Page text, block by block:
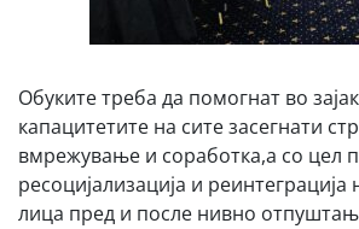
Обуките треба да помогнат во
капацитетите на сите засегнати
вмрежување и соработка,а со цел
ресоцијализација и реинтеграција
лица пред и после нивно